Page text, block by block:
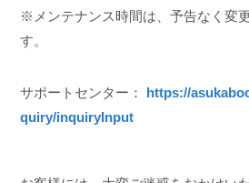
※メンテナンス時間は、予告なく変
す。
サポートセンター： https://
quiry/inquiryInput